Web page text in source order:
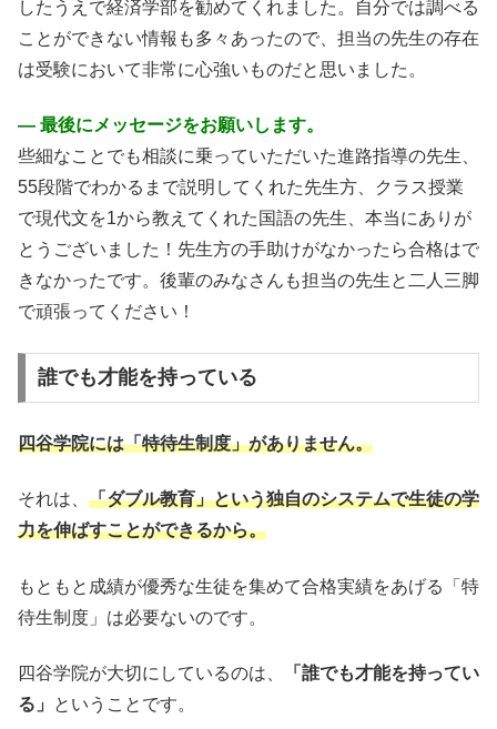
したうえで経済学部を勧めてくれました。自分では調べる
ことができない情報も多々あったので、担当の先生の存在
は受験において非常に心強いものだと思いました。
― 最後にメッセージをお願いします。
些細なことでも相談に乗っていただいた進路指導の先生、
55段階でわかるまで説明してくれた先生方、クラス授業
で現代文を1から教えてくれた国語の先生、本当にありが
とうございました！先生方の手助けがなかったら合格はで
きなかったです。後輩のみなさんも担当の先生と二人三脚
で頑張ってください！
誰でも才能を持っている
四谷学院には「特待生制度」がありません。
それは、 「ダブル教育」という独自のシステムで生徒の学
力を伸ばすことができるから。
もともと成績が優秀な生徒を集めて合格実績をあげる「特
待生制度」は必要ないのです。
四谷学院が大切にしているのは、
「誰でも才能を持ってい
る」
ということです。